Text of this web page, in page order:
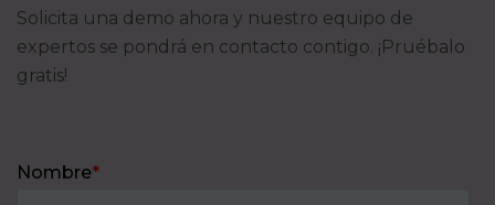
Solicita una demo ahora y nuestro equipo de
expertos se pondrá en contacto contigo. ¡Pruébalo
gratis!